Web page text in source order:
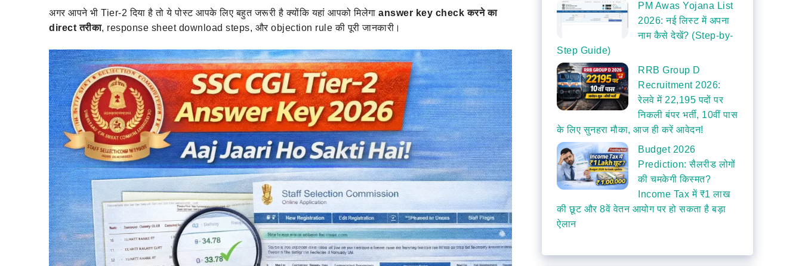
अगर आपने भी Tier-2 दिया है तो ये पोस्ट आपके लिए बहुत जरूरी है क्योंकि यहां आपको मिलेगा answer key check करने का
direct तरीका, response sheet download steps, और objection rule की पूरी जानकारी।
PM Awas Yojana List
2026: नई लिस्ट में अपना
नाम कैसे देखें? (Step-by-
Step Guide)
RRB Group D
Recruitment 2026:
रेलवे में 22,195 पदों पर
निकली बंपर भर्ती, 10वीं पास
के लिए सुनहरा मौका, आज ही करें आवेदन!
Budget 2026
Prediction: सैलरीड लोगों
की चमकेगी किस्मत?
Income Tax में ₹1 लाख
की छूट और 8वें वेतन आयोग पर हो सकता है बड़ा
ऐलान